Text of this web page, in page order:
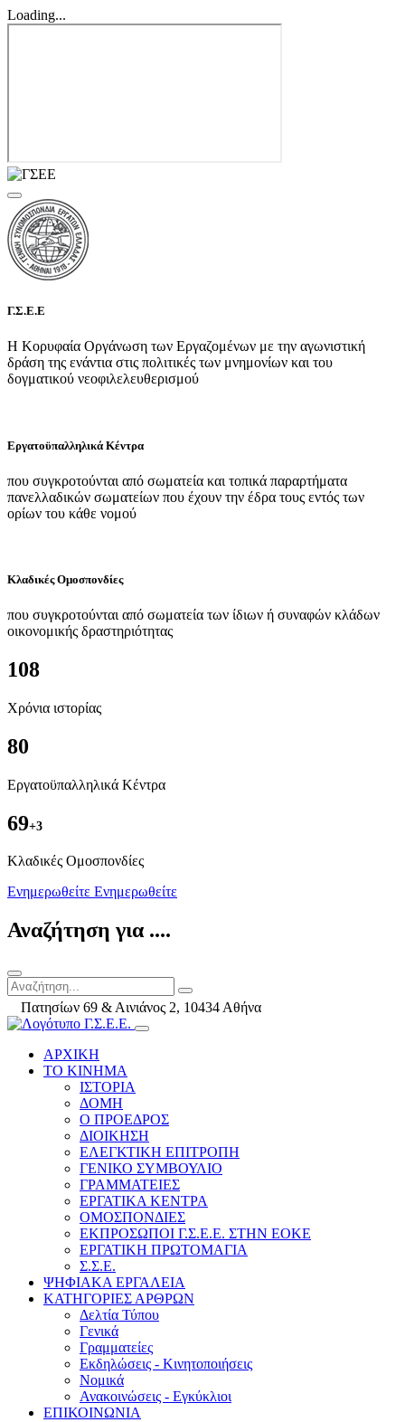
Loading...
Γ.Σ.Ε.Ε
Η Κορυφαία Οργάνωση των Εργαζομένων με την αγωνιστική
δράση της ενάντια στις πολιτικές των μνημονίων και του
δογματικού νεοφιλελευθερισμού
Εργατοϋπαλληλικά Κέντρα
που συγκροτούνται από σωματεία και τοπικά παραρτήματα
πανελλαδικών σωματείων που έχουν την έδρα τους εντός των
ορίων του κάθε νομού
Κλαδικές Ομοσπονδίες
που συγκροτούνται από σωματεία των ίδιων ή συναφών κλάδων
οικονομικής δραστηριότητας
108
Χρόνια ιστορίας
80
Εργατοϋπαλληλικά Κέντρα
69+3
Kλαδικές Ομοσπονδίες
Ενημερωθείτε Ενημερωθείτε
Αναζήτηση για ....
Πατησίων 69 & Αινιάνος 2, 10434 Αθήνα
ΑΡΧΙΚΗ
ΤΟ ΚΙΝΗΜΑ
ΙΣΤΟΡΙΑ
ΔΟΜΗ
Ο ΠΡΟΕΔΡΟΣ
ΔΙΟΙΚΗΣΗ
ΕΛΕΓΚΤΙΚΗ ΕΠΙΤΡΟΠΗ
ΓΕΝΙΚΟ ΣΥΜΒΟΥΛΙΟ
ΓΡΑΜΜΑΤΕΙΕΣ
ΕΡΓΑΤΙΚΑ ΚΕΝΤΡΑ
ΟΜΟΣΠΟΝΔΙΕΣ
ΕΚΠΡΟΣΩΠΟΙ Γ.Σ.Ε.Ε. ΣΤΗΝ ΕΟΚΕ
ΕΡΓΑΤΙΚΗ ΠΡΩΤΟΜΑΓΙΑ
Σ.Σ.Ε.
ΨΗΦΙΑΚΑ ΕΡΓΑΛΕΙΑ
ΚΑΤΗΓΟΡΙΕΣ ΑΡΘΡΩΝ
Δελτία Τύπου
Γενικά
Γραμματείες
Εκδηλώσεις - Κινητοποιήσεις
Νομικά
Ανακοινώσεις - Εγκύκλιοι
ΕΠΙΚΟΙΝΩΝΙΑ